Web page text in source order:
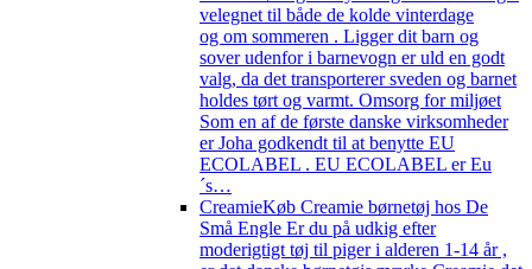
velegnet til både de kolde vinterdage
og om sommeren . Ligger dit barn og
sover udenfor i barnevogn er uld en godt
valg, da det transporterer sveden og barnet
holdes tørt og varmt. Omsorg for miljøet
Som en af de første danske virksomheder
er Joha godkendt til at benytte EU
ECOLABEL . EU ECOLABEL er Eu
´s…
CreamieKøb Creamie børnetøj hos De
Små Engle Er du på udkig efter
moderigtigt tøj til piger i alderen 1-14 år ,